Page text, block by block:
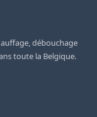
débouchage
toute la Belgique.